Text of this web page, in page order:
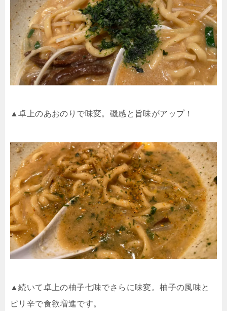
▲卓上のあおのりで味変。磯感と旨味がアップ！
▲続いて卓上の柚子七味でさらに味変。柚子の風味と
ピリ辛で食欲増進です。